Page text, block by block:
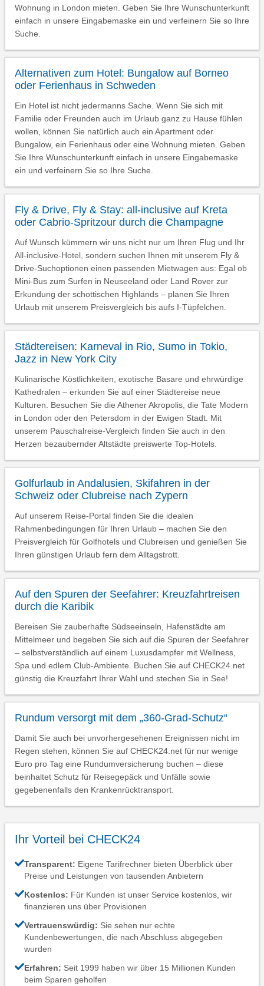
Wohnung in London mieten. Geben Sie Ihre Wunschunterkunft
einfach in unsere Eingabemaske ein und verfeinern Sie so Ihre
Suche.
Alternativen zum Hotel: Bungalow auf Borneo
oder Ferienhaus in Schweden
Ein Hotel ist nicht jedermanns Sache. Wenn Sie sich mit
Familie oder Freunden auch im Urlaub ganz zu Hause fühlen
wollen, können Sie natürlich auch ein Apartment oder
Bungalow, ein Ferienhaus oder eine Wohnung mieten. Geben
Sie Ihre Wunschunterkunft einfach in unsere Eingabemaske
ein und verfeinern Sie so Ihre Suche.
Fly & Drive, Fly & Stay: all-inclusive auf Kreta
oder Cabrio-Spritzour durch die Champagne
Auf Wunsch kümmern wir uns nicht nur um Ihren Flug und Ihr
All-inclusive-Hotel, sondern suchen Ihnen mit unserem Fly &
Drive-Suchoptionen einen passenden Mietwagen aus: Egal ob
Mini-Bus zum Surfen in Neuseeland oder Land Rover zur
Erkundung der schottischen Highlands – planen Sie Ihren
Urlaub mit unserem Preisvergleich bis aufs I-Tüpfelchen.
Städtereisen: Karneval in Rio, Sumo in Tokio,
Jazz in New York City
Kulinarische Köstlichkeiten, exotische Basare und ehrwürdige
Kathedralen – erkunden Sie auf einer Städtereise neue
Kulturen. Besuchen Sie die Athener Akropolis, die Tate Modern
in London oder den Petersdom in der Ewigen Stadt. Mit
unserem Pauschalreise-Vergleich finden Sie auch in den
Herzen bezaubernder Altstädte preiswerte Top-Hotels.
Golfurlaub in Andalusien, Skifahren in der
Schweiz oder Clubreise nach Zypern
Auf unserem Reise-Portal finden Sie die idealen
Rahmenbedingungen für Ihren Urlaub – machen Sie den
Preisvergleich für Golfhotels und Clubreisen und genießen Sie
Ihren günstigen Urlaub fern dem Alltagstrott.
Auf den Spuren der Seefahrer: Kreuzfahrtreisen
durch die Karibik
Bereisen Sie zauberhafte Südseeinseln, Hafenstädte am
Mittelmeer und begeben Sie sich auf die Spuren der Seefahrer
– selbstverständlich auf einem Luxusdampfer mit Wellness,
Spa und edlem Club-Ambiente. Buchen Sie auf CHECK24.net
günstig die Kreuzfahrt Ihrer Wahl und stechen Sie in See!
Rundum versorgt mit dem „360-Grad-Schutz“
Damit Sie auch bei unvorhergesehenen Ereignissen nicht im
Regen stehen, können Sie auf CHECK24.net für nur wenige
Euro pro Tag eine Rundumversicherung buchen – diese
beinhaltet Schutz für Reisegepäck und Unfälle sowie
gegebenenfalls den Krankenrücktransport.
Ihr Vorteil bei CHECK24
Transparent: Eigene Tarifrechner bieten Überblick über
Preise und Leistungen von tausenden Anbietern
Kostenlos: Für Kunden ist unser Service kostenlos, wir
finanzieren uns über Provisionen
Vertrauenswürdig: Sie sehen nur echte
Kundenbewertungen, die nach Abschluss abgegeben
wurden
Erfahren: Seit 1999 haben wir über 15 Millionen Kunden
beim Sparen geholfen